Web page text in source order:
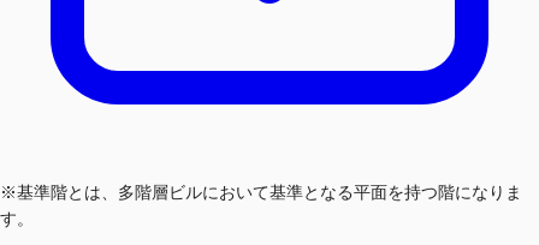
※基準階とは、多階層ビルにおいて基準となる平面を持つ階になりま
す。